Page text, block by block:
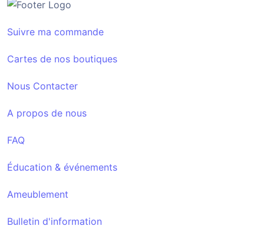
Suivre ma commande
Cartes de nos boutiques
Nous Contacter
A propos de nous
FAQ
Éducation & événements
Ameublement
Bulletin d'information